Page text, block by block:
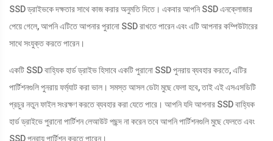
SSD ড্রাইভকে দক্ষতার সাথে কাজ করার অনুমতি দিতে। একবার আপনি SSD এনক্লোজার
পেয়ে গেলে, আপনি এটিতে আপনার পুরানো SSD রাখতে পারেন এবং এটি আপনার কম্পিউটারের
সাথে সংযুক্ত করতে পারেন।
একটি SSD বাহ্যিক হার্ড ড্রাইভ হিসাবে একটি পুরানো SSD পুনরায় ব্যবহার করতে, এটির
পার্টিশনগুলি পুনরায় ফর্ম্যাট করা ভাল। সমস্ত আসল ডেটা মুছে ফেলা হবে, তাই এই এসএসডিটি
প্রচুর নতুন ফাইল সংরক্ষণ করতে ব্যবহার করা যেতে পারে। আপনি যদি আপনার SSD বাহ্যিক
হার্ড ড্রাইভে পুরানো পার্টিশন লেআউট পছন্দ না করেন তবে আপনি পার্টিশনগুলি মুছে ফেলতে এবং
SSD পুনরায় পার্টিশন করতে পারেন।